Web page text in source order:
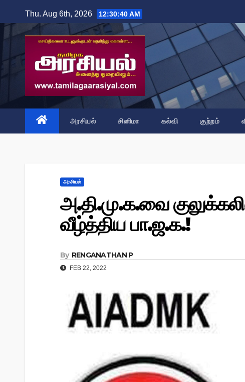
to
content
Thu. Aug 6th, 2026 12:30:41 AM
அரசியல் சினிமா கல்வி குற்றம்
அரசியல்
அ.தி.மு.க.வை
வீழ்த்திய பா.ஜ.க.!
By RENGANATHAN P
FEB 22, 2022